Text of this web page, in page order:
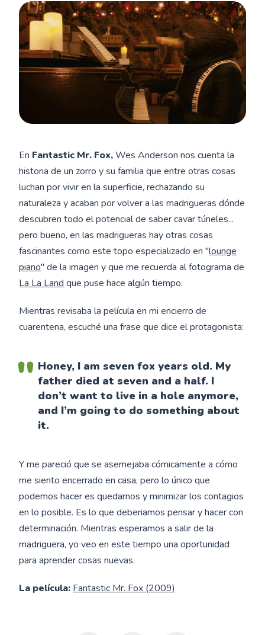
En Fantastic Mr. Fox,Wes Anderson nos cuenta la
historia de un zorro y su familia que entre otras cosas
luchan por vivir en la superficie, rechazando su
naturaleza y acaban por volver a las madrigueras dónde
descubren todo el potencial de saber cavar túneles...
pero bueno, en las madrigueras hay otras cosas
fascinantes como este topo especializado en "lounge
piano" de la imagen y que me recuerda al fotograma de
La La Land que puse hace algún tiempo.
Mientras revisaba la película en mi encierro de
cuarentena, escuché una frase que dice el protagonista:
Honey, I am seven fox years old. My
father died at seven and a half. I
don’t want to live in a hole anymore,
and I’m going to do something about
it.
Y me pareció que se asemejaba cómicamente a cómo
me siento encerrado en casa, pero lo único que
podemos hacer es quedarnos y minimizar los contagios
en lo posible. Es lo que deberiamos pensar y hacer con
determinación. Mientras esperamos a salir de la
madriguera, yo veo en este tiempo una oportunidad
para aprender cosas nuevas.
La película: Fantastic Mr. Fox (2009)